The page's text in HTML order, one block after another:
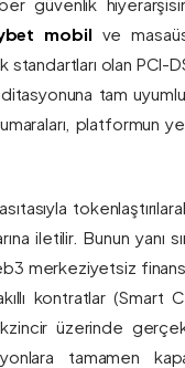
mobil ve
olan PCI-
tam
platformun
iletilir. Bunun yanı
merkeziyetsiz
kontratlar (Smart
üzerinde
tamamen